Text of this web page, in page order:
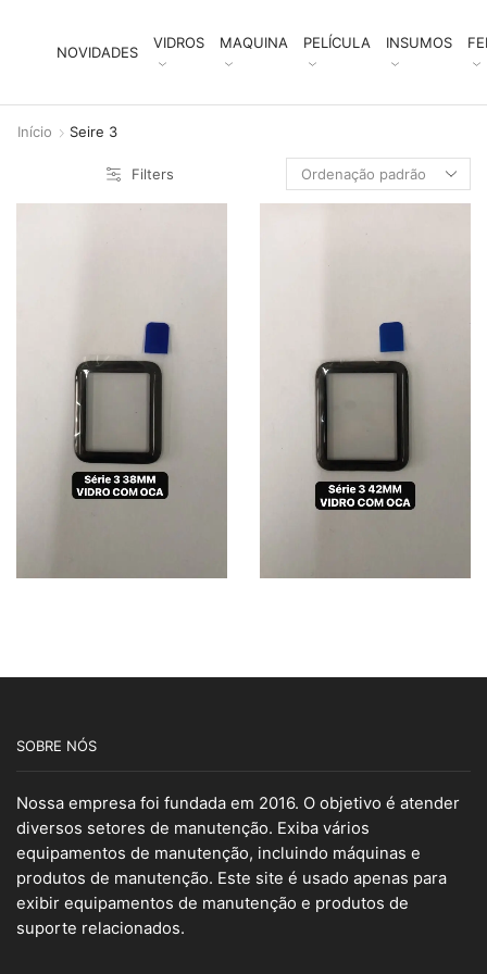
NOVIDADES
VIDROS MAQUINA PELÍCULA INSUMOS
Início Seire 3
Filters
SOBRE NÓS
Nossa empresa foi fundada em 2016. O objetivo é atender
diversos setores de manutenção. Exiba vários
equipamentos de manutenção, incluindo máquinas e
produtos de manutenção. Este site é usado apenas para
exibir equipamentos de manutenção e produtos de
suporte relacionados.